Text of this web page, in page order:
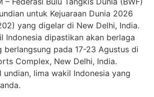
untuk Kejuaraan Dunia 2026
yang digelar di New Delhi, India.
Indonesia dipastikan akan berlaga
berlangsung pada 17-23 Agustus di
Complex, New Delhi, India.
undian, lima wakil Indonesia yang